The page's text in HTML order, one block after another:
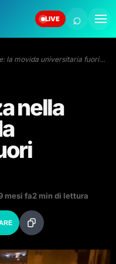
LIVE ⌕
la movida universitaria fuori…
nella
mesi fa2 min di lettura